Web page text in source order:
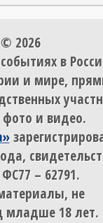
2026
в
и мире,
и видео.
– 62791.
не
младше 18 лет.